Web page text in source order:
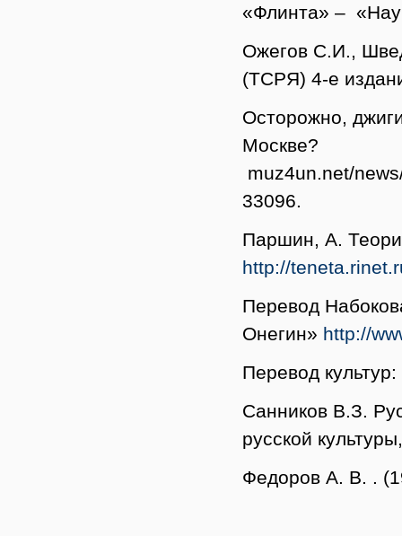
«Флинта» –
Ожегов С.И.,
(ТСРЯ) 4-е
Осторожно,
Москве?
muz4un.net/
33096.
Паршин, А.
http://
Перевод
Онегин» http://
Перевод культур:
Санников В.З.
русской
Федоров А. В. .